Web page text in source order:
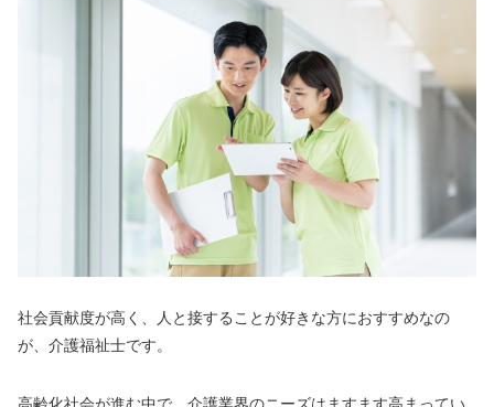
社会貢献度が高く、人と接することが好きな方におすすめなの
が、介護福祉士です。